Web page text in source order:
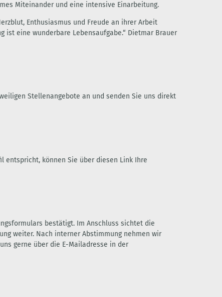
Miteinander und eine intensive Einarbeitung.
Enthusiasmus und Freude an ihrer Arbeit
ist eine wunderbare Lebensaufgabe.“ Dietmar Brauer
Stellenangebote an und senden Sie uns direkt
entspricht, können Sie über diesen Link Ihre
bestätigt. Im Anschluss sichtet die
weiter. Nach interner Abstimmung nehmen wir
gerne über die E-Mailadresse in der